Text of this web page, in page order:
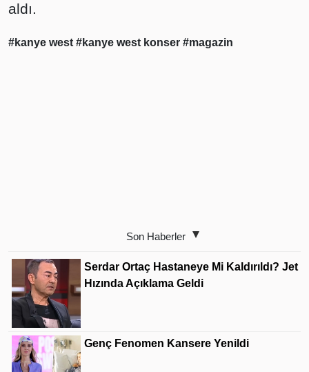
aldı.
#kanye west #kanye west konser #magazin
Son Haberler
Serdar Ortaç Hastaneye Mi Kaldırıldı? Jet
Hızında Açıklama Geldi
Genç Fenomen Kansere Yenildi